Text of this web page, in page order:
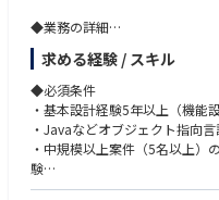
みんなの銀行もしくはゼロバン
していただきます。
【業務内容】
■エンジニアの採用、育成、
■エンジニアメンバーの成果
■開発プロジェクトへのアサイ
ションの支援
■エンジニアリング組織として
◆業務の詳細
・マネジメントオンリーではな
拠点メンバー）と一緒に要件定
・大手企業から中堅企業まで幅
きます。
・自社クラウドサービスの企
ます。
・プロジェクトだけでなく、組
求める経験 / スキル
◆必須条件
・基本設計経験5年以上（機能
・Javaなどオブジェクト指向
・中規模以上案件（5名以上）
験
・担当したプロジェクトの採